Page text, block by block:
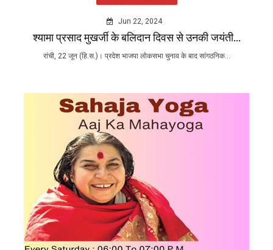
Jun 22, 2024
श्यामा प्रसाद मुखर्जी के बलिदान दिवस से उनकी जयंती...
रांची, 22 जून (हि.स.)। प्रदेश भाजपा लोकसभा चुनाव के बाद सांगठनिक...